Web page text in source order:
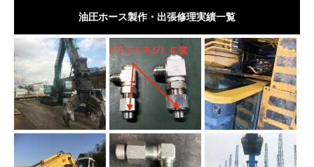
油圧ホース製作・出張修理実績一覧